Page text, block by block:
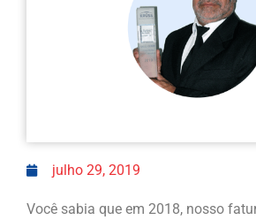
julho 29, 2019
Você sabia que em 2018, nosso